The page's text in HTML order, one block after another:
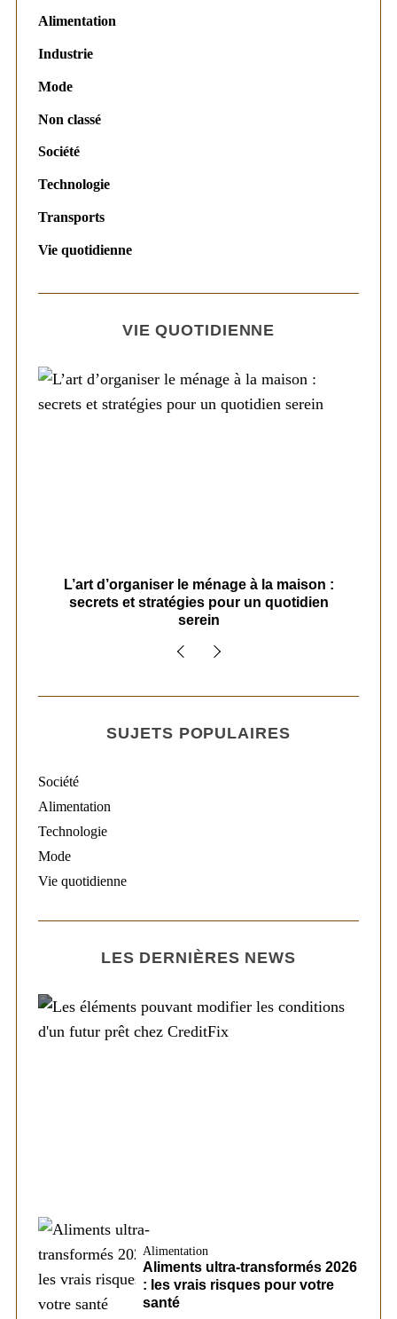
Alimentation
Industrie
Mode
Non classé
Société
Technologie
Transports
Vie quotidienne
VIE QUOTIDIENNE
L’art d’organiser le ménage à la maison :
secrets et stratégies pour un quotidien
serein
SUJETS POPULAIRES
Société
Alimentation
Technologie
Mode
Vie quotidienne
LES DERNIÈRES NEWS
Alimentation
Aliments ultra-transformés 2026
: les vrais risques pour votre
santé